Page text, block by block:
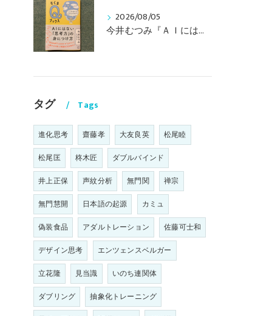
2026/08/05
今井むつみ『ＡＩにはない思考力の身につけ方 ことばの学びはなぜ大切なのか？』
タグ Tags
進化思考 齋藤孝 大友良英
松尾睦
松尾匡
柊木匠
ダブルバインド
井上正保
声紋分析 無門関
禅宗
無門慧開
日本語の起源
カミュ
偽装食品
アダルトレーション
佐藤可士和
デザイン思考
エンツェンスベルガー
立花隆
見当識
いのち連関体
ダブリング
抽象化トレーニング